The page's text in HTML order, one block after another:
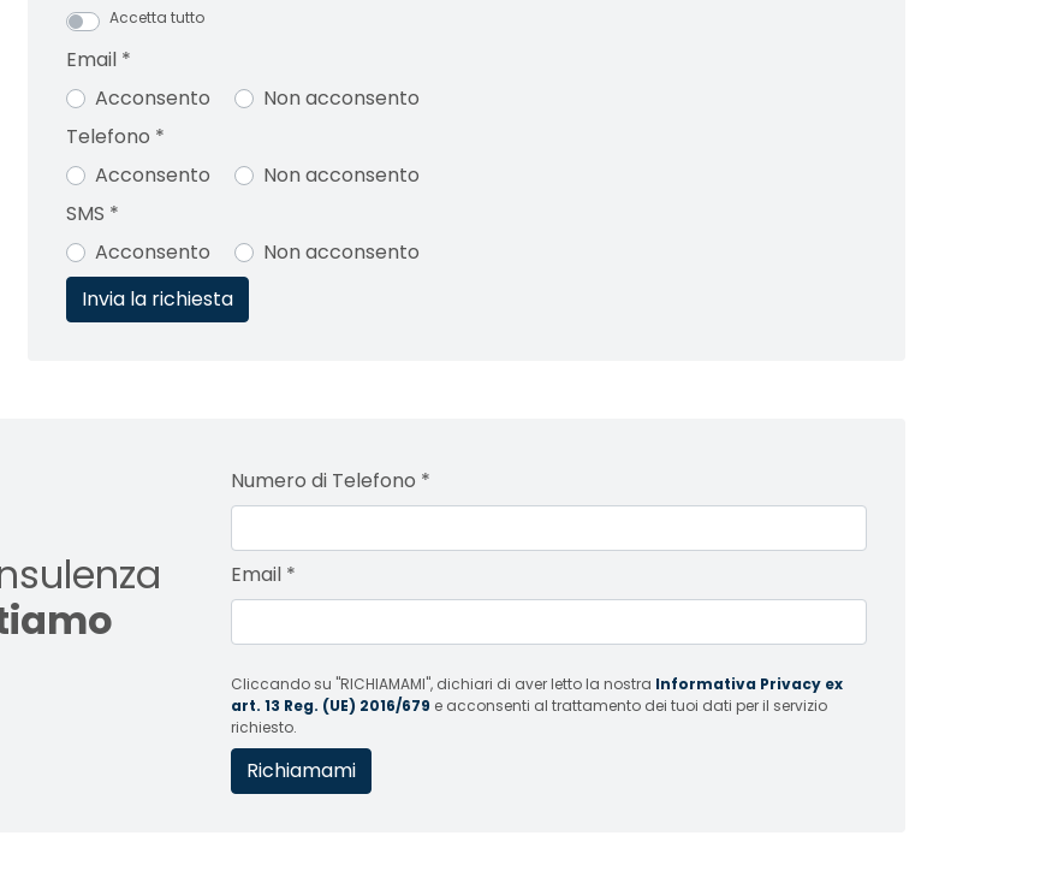
Accetta tutto
Email *
Acconsento
Non acconsento
Telefono *
Acconsento
Non acconsento
SMS *
Acconsento
Non acconsento
Numero di Telefono *
Email *
Cliccando su "RICHIAMAMI", dichiari di aver letto la nostra Informativa Privacy ex
art. 13 Reg. (UE) 2016/679 e acconsenti al trattamento dei tuoi dati per il servizio
richiesto.